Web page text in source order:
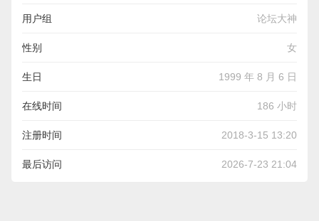
用户组 论坛大神
性别 女
生日 1999 年 8 月 6 日
在线时间 186 小时
注册时间 2018-3-15 13:20
最后访问 2026-7-23 21:04